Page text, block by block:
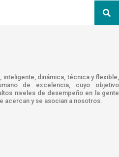
inteligente, dinámica, técnica y flexible,
de excelencia, cuyo objetivo
niveles de desempeño en la gente
acercan y se asocian a nosotros.